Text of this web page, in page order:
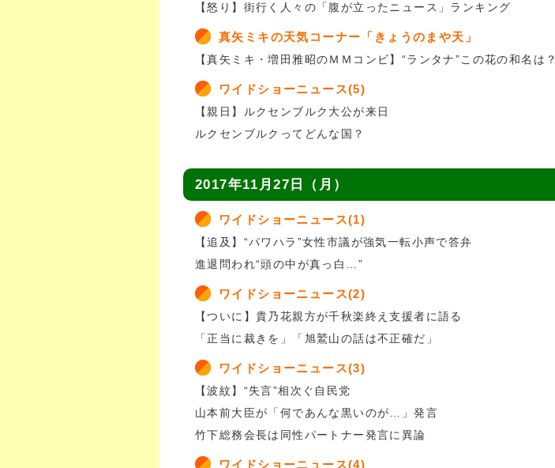
【怒り】街行く人々の「腹が立ったニュース」ランキング
真矢ミキの天気コーナー「きょうのまや天」
【真矢ミキ・増田雅昭のＭＭコンビ】“ランタナ”この花の和名は？
ワイドショーニュース(5)
【親日】ルクセンブルク大公が来日
ルクセンブルクってどんな国？
2017年11月27日（月）
ワイドショーニュース(1)
【追及】“パワハラ”女性市議が強気一転小声で答弁
進退問われ“頭の中が真っ白…”
ワイドショーニュース(2)
【ついに】貴乃花親方が千秋楽終え支援者に語る
「正当に裁きを」「旭鷲山の話は不正確だ」
ワイドショーニュース(3)
【波紋】“失言”相次ぐ自民党
山本前大臣が「何であんな黒いのが…」発言
竹下総務会長は同性パートナー発言に異論
ワイドショーニュース(4)